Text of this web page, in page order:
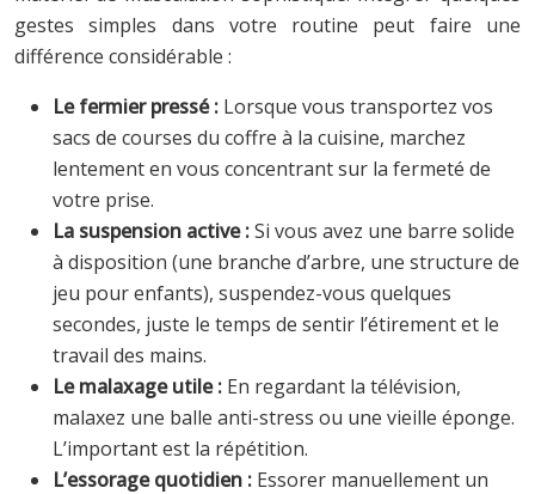
gestes simples dans votre routine peut faire une
différence considérable :
Le fermier pressé : Lorsque vous transportez vos
sacs de courses du coffre à la cuisine, marchez
lentement en vous concentrant sur la fermeté de
votre prise.
La suspension active :Si vous avez une barre solide
à disposition (une branche d’arbre, une structure de
jeu pour enfants), suspendez-vous quelques
secondes, juste le temps de sentir l’étirement et le
travail des mains.
Le malaxage utile : En regardant la télévision,
malaxez une balle anti-stress ou une vieille éponge.
L’important est la répétition.
L’essorage quotidien : Essorer manuellement un